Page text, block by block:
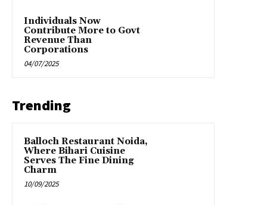
Individuals Now
Contribute More to Govt
Revenue Than
Corporations
04/07/2025
Trending
Balloch Restaurant Noida,
Where Bihari Cuisine
Serves The Fine Dining
Charm
10/09/2025